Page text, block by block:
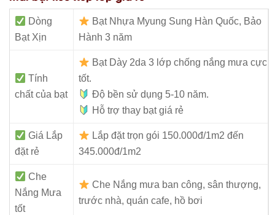
Dòng
Bạt Xịn
Bạt Nhựa Myung Sung Hàn Quốc, Bảo
Hành 3 năm
Tính
chất của bạt
Bạt Dày 2da 3 lớp chống nắng mưa cực
tốt.
Độ bền sử dụng 5-10 năm.
Hỗ trợ thay bạt giá rẻ
Giá Lắp
đặt rẻ
Lắp đặt trọn gói 150.000đ/1m2 đến
345.000đ/1m2
Che
Nắng Mưa
tốt
Che Nắng mưa ban công, sân thượng,
trước nhà, quán cafe, hồ bơi